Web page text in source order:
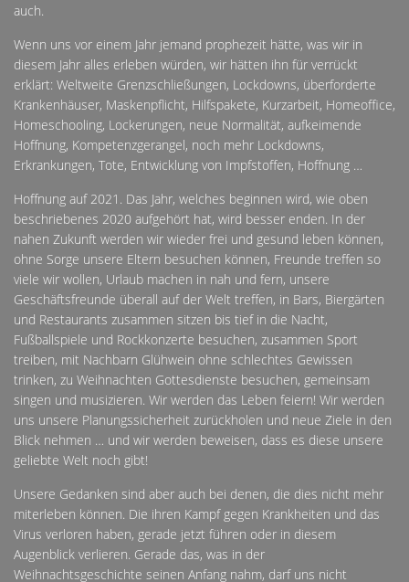
auch.
Wenn uns vor einem Jahr jemand prophezeit hätte, was wir in
diesem Jahr alles erleben würden, wir hätten ihn für verrückt
erklärt: Weltweite Grenzschließungen, Lockdowns, überforderte
Krankenhäuser, Maskenpflicht, Hilfspakete, Kurzarbeit, Homeoffice,
Homeschooling, Lockerungen, neue Normalität, aufkeimende
Hoffnung, Kompetenzgerangel, noch mehr Lockdowns,
Erkrankungen, Tote, Entwicklung von Impfstoffen, Hoffnung …
Hoffnung auf 2021. Das Jahr, welches beginnen wird, wie oben
beschriebenes 2020 aufgehört hat, wird besser enden. In der
nahen Zukunft werden wir wieder frei und gesund leben können,
ohne Sorge unsere Eltern besuchen können, Freunde treffen so
viele wir wollen, Urlaub machen in nah und fern, unsere
Geschäftsfreunde überall auf der Welt treffen, in Bars, Biergärten
und Restaurants zusammen sitzen bis tief in die Nacht,
Fußballspiele und Rockkonzerte besuchen, zusammen Sport
treiben, mit Nachbarn Glühwein ohne schlechtes Gewissen
trinken, zu Weihnachten Gottesdienste besuchen, gemeinsam
singen und musizieren. Wir werden das Leben feiern! Wir werden
uns unsere Planungssicherheit zurückholen und neue Ziele in den
Blick nehmen … und wir werden beweisen, dass es diese unsere
geliebte Welt noch gibt!
Unsere Gedanken sind aber auch bei denen, die dies nicht mehr
miterleben können. Die ihren Kampf gegen Krankheiten und das
Virus verloren haben, gerade jetzt führen oder in diesem
Augenblick verlieren. Gerade das, was in der
Weihnachtsgeschichte seinen Anfang nahm, darf uns nicht